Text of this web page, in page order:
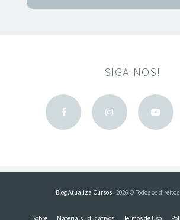
SIGA-NOS!
Blog Atualiza Cursos· 2026 © Todos os
Sobre Materiais Educativos Termos de Uso